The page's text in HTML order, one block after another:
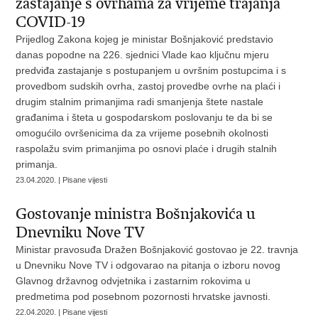
COVID-19
Prijedlog Zakona kojeg je ministar Bošnjaković predstavio
danas popodne na 226. sjednici Vlade kao ključnu mjeru
predviđa zastajanje s postupanjem u ovršnim postupcima i s
provedbom sudskih ovrha, zastoj provedbe ovrhe na plaći i
drugim stalnim primanjima radi smanjenja štete nastale
građanima i šteta u gospodarskom poslovanju te da bi se
omogućilo ovršenicima da za vrijeme posebnih okolnosti
raspolažu svim primanjima po osnovi plaće i drugih stalnih
primanja.
23.04.2020. | Pisane vijesti
Gostovanje ministra Bošnjakovića u
Dnevniku Nove TV
Ministar pravosuđa Dražen Bošnjaković gostovao je 22. travnja
u Dnevniku Nove TV i odgovarao na pitanja o izboru novog
Glavnog državnog odvjetnika i zastarnim rokovima u
predmetima pod posebnom pozornosti hrvatske javnosti.
22.04.2020. | Pisane vijesti